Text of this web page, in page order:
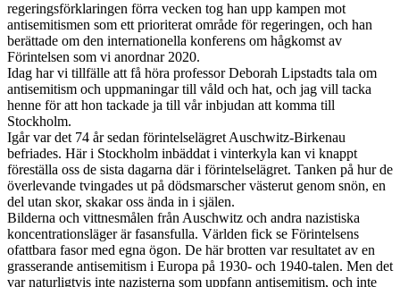
regeringsförklaringen förra vecken tog han upp kampen mot
antisemitismen som ett prioriterat område för regeringen, och han
berättade om den internationella konferens om hågkomst av
Förintelsen som vi anordnar 2020.
Idag har vi tillfälle att få höra professor Deborah Lipstadts tala om
antisemitism och uppmaningar till våld och hat, och jag vill tacka
henne för att hon tackade ja till vår inbjudan att komma till
Stockholm.
Igår var det 74 år sedan förintelselägret Auschwitz-Birkenau
befriades. Här i Stockholm inbäddat i vinterkyla kan vi knappt
föreställa oss de sista dagarna där i förintelselägret. Tanken på hur de
överlevande tvingades ut på dödsmarscher västerut genom snön, en
del utan skor, skakar oss ända in i själen.
Bilderna och vittnesmålen från Auschwitz och andra nazistiska
koncentrationsläger är fasansfulla. Världen fick se Förintelsens
ofattbara fasor med egna ögon. De här brotten var resultatet av en
grasserande antisemitism i Europa på 1930- och 1940-talen. Men det
var naturligtvis inte nazisterna som uppfann antisemitism, och inte